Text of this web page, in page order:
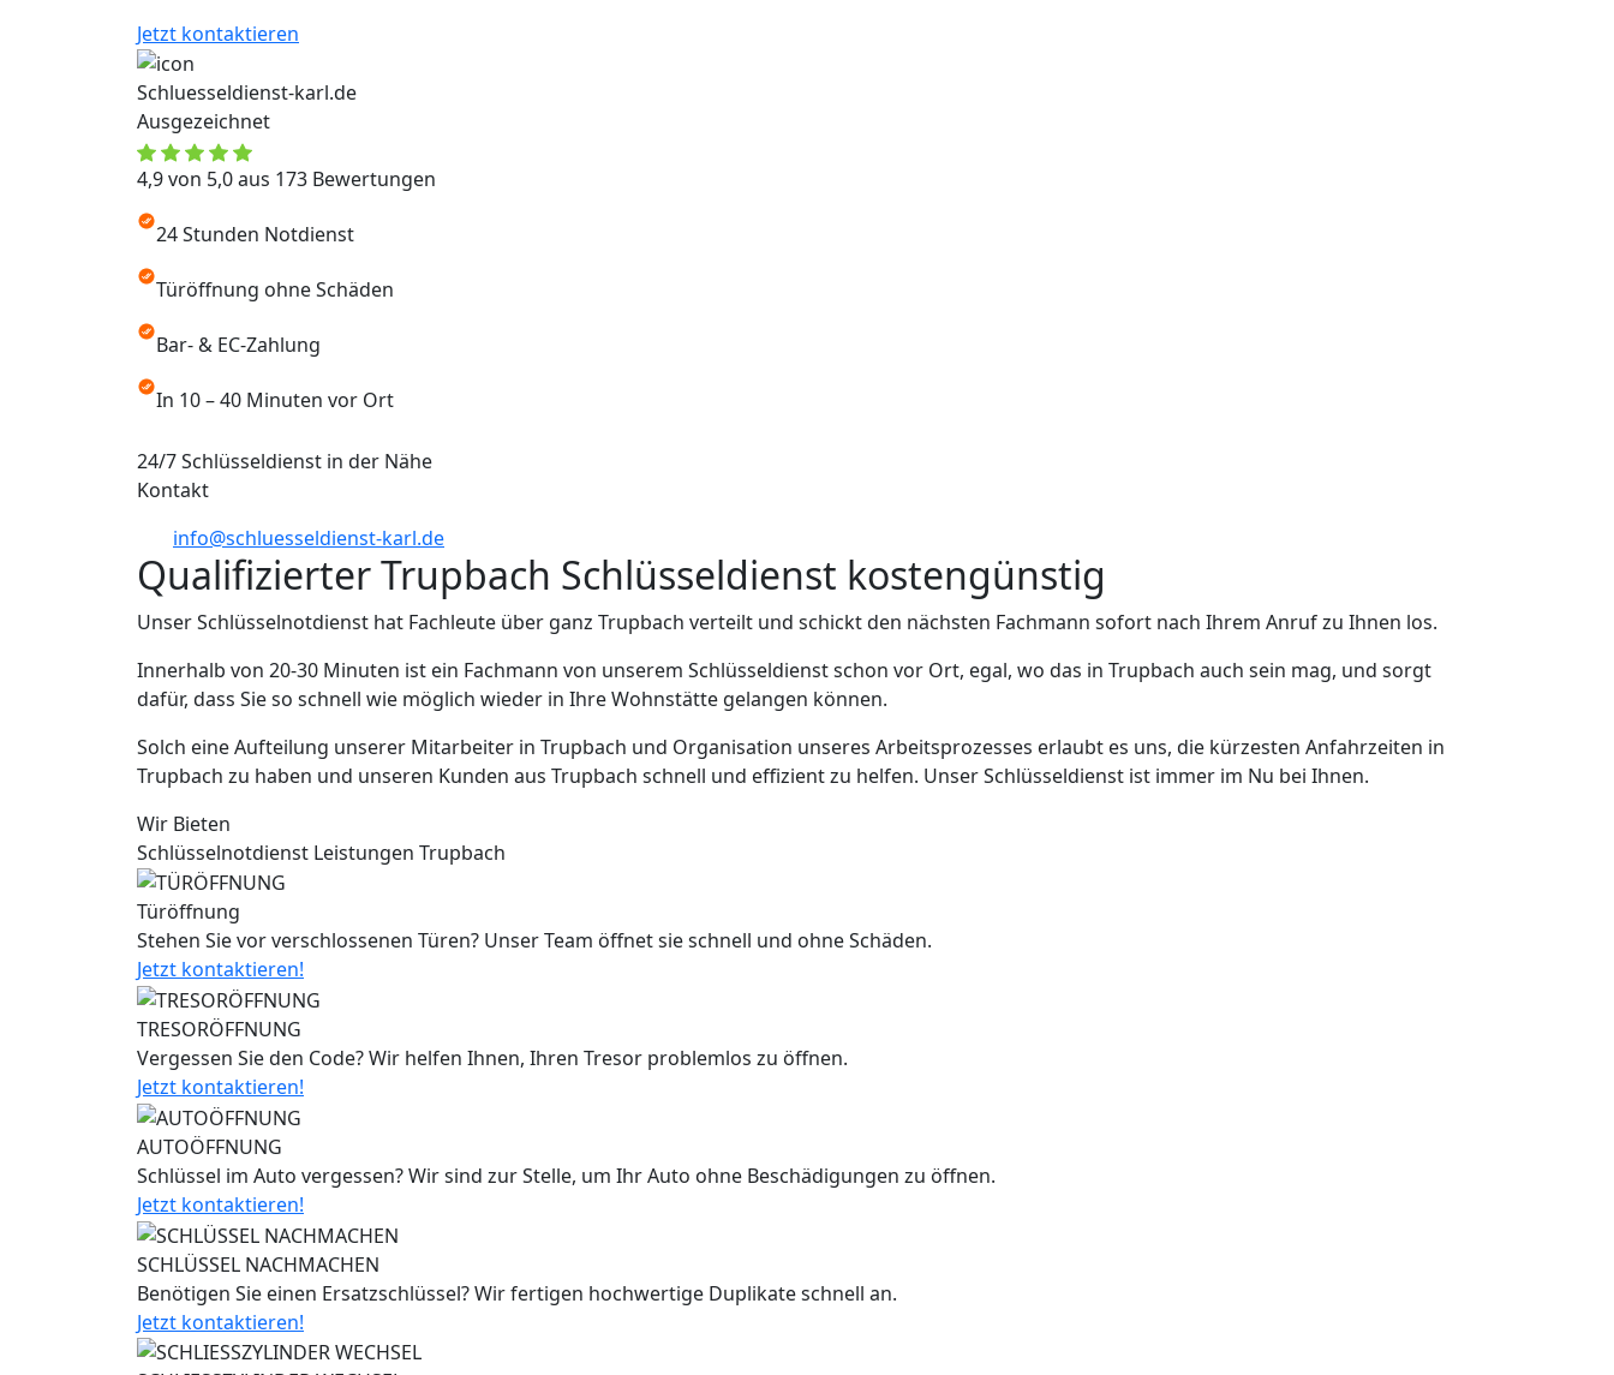
Jetzt kontaktieren
Schluesseldienst-karl.de
Ausgezeichnet
4,9 von 5,0 aus 173 Bewertungen
24 Stunden Notdienst
Türöffnung ohne Schäden
Bar- & EC-Zahlung
In 10 – 40 Minuten vor Ort
24/7 Schlüsseldienst in der Nähe
Kontakt
info@schluesseldienst-karl.de
Qualifizierter Trupbach Schlüsseldienst kostengünstig
Unser Schlüsselnotdienst hat Fachleute über ganz Trupbach verteilt und schickt den nächsten Fachmann sofort nach Ihrem Anruf zu Ihnen los.
Innerhalb von 20-30 Minuten ist ein Fachmann von unserem Schlüsseldienst schon vor Ort, egal, wo das in Trupbach auch sein mag, und sorgt
dafür, dass Sie so schnell wie möglich wieder in Ihre Wohnstätte gelangen können.
Solch eine Aufteilung unserer Mitarbeiter in Trupbach und Organisation unseres Arbeitsprozesses erlaubt es uns, die kürzesten Anfahrzeiten in
Trupbach zu haben und unseren Kunden aus Trupbach schnell und effizient zu helfen. Unser Schlüsseldienst ist immer im Nu bei Ihnen.
Wir Bieten
Schlüsselnotdienst Leistungen Trupbach
Türöffnung
Stehen Sie vor verschlossenen Türen? Unser Team öffnet sie schnell und ohne Schäden.
Jetzt kontaktieren!
TRESORÖFFNUNG
Vergessen Sie den Code? Wir helfen Ihnen, Ihren Tresor problemlos zu öffnen.
Jetzt kontaktieren!
AUTOÖFFNUNG
Schlüssel im Auto vergessen? Wir sind zur Stelle, um Ihr Auto ohne Beschädigungen zu öffnen.
Jetzt kontaktieren!
SCHLÜSSEL NACHMACHEN
Benötigen Sie einen Ersatzschlüssel? Wir fertigen hochwertige Duplikate schnell an.
Jetzt kontaktieren!